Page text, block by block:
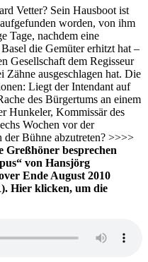
Schattenraum
Vetter? Sein Hausboot ist
worden, von ihm
Tage, nachdem eine
die Gemüter erhitzt hat –
Gesellschaft dem Regisseur
ausgeschlagen hat. Die
Liegt der Intendant auf
des Bürgertums an einem
Hunkeler, Kommissär des
Wochen vor der
der Bühne abzutreten? >>>>
Greßhöner besprechen
von Hansjörg
Ende August 2010
Hier klicken, um die